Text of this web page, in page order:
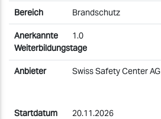
Brandschutz
1.0
Swiss Safety Center AG
20.11.2026